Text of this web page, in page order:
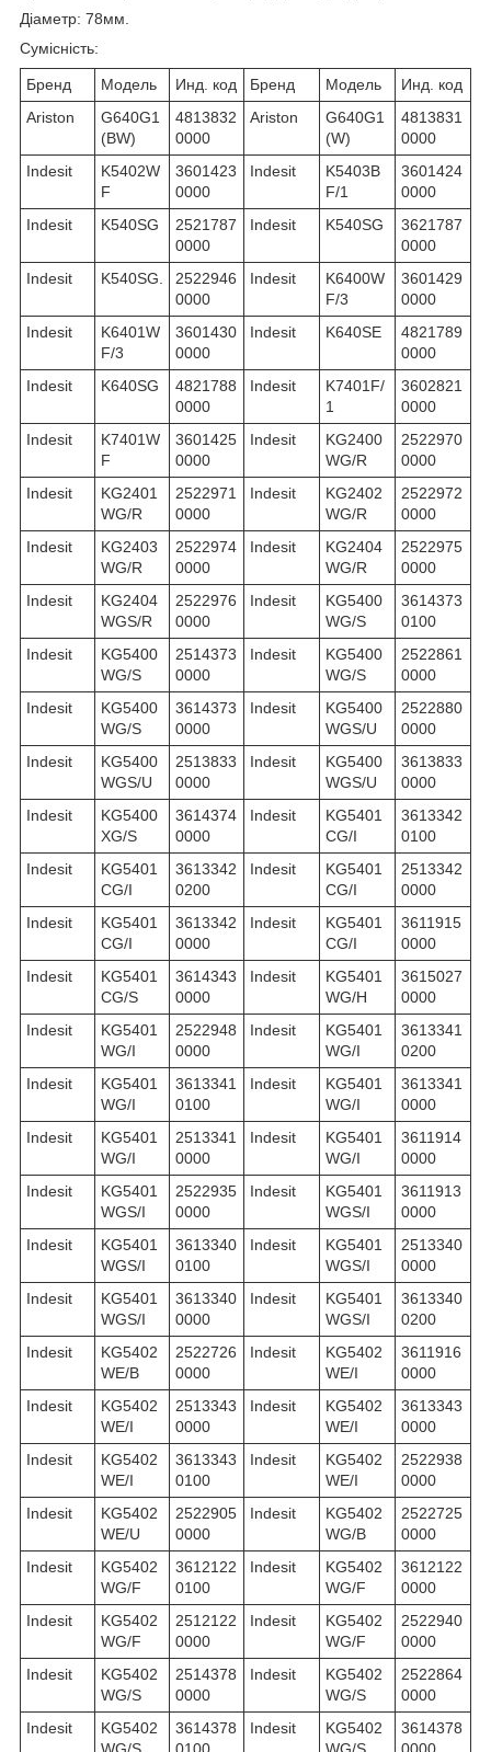
Діаметр: 78мм.
Сумісність:
Бренд Модель Инд. код Бренд Модель
Инд. код
Ariston
G640G1
(BW)
4813832
0000
Ariston
G640G1
(W)
4813831
0000
Indesit
K5402W
F
3601423
0000
Indesit
K5403B
F/1
3601424
0000
Indesit
K540SG
2521787
0000
Indesit K540SG
3621787
0000
Indesit
K540SG.
2522946
0000
Indesit
K6400W
F/3
3601429
0000
Indesit
K6401W
F/3
3601430
0000
Indesit K640SE
4821789
0000
Indesit
K640SG
4821788
0000
Indesit
K7401F/
1
3602821
0000
Indesit
K7401W
F
3601425
0000
Indesit
KG2400
WG/R
2522970
0000
Indesit
KG2401
WG/R
2522971
0000
Indesit
KG2402
WG/R
2522972
0000
Indesit
KG2403
WG/R
2522974
0000
Indesit
KG2404
WG/R
2522975
0000
Indesit
KG2404
WGS/R
2522976
0000
Indesit
KG5400
WG/S
3614373
0100
Indesit
KG5400
WG/S
2514373
0000
Indesit
KG5400
WG/S
2522861
0000
Indesit
KG5400
WG/S
3614373
0000
Indesit
KG5400
WGS/U
2522880
0000
Indesit
KG5400
WGS/U
2513833
0000
Indesit
KG5400
WGS/U
3613833
0000
Indesit
KG5400
XG/S
3614374
0000
Indesit
KG5401
CG/I
3613342
0100
Indesit
KG5401
CG/I
3613342
0200
Indesit
KG5401
CG/I
2513342
0000
Indesit
KG5401
CG/I
3613342
0000
Indesit
KG5401
CG/I
3611915
0000
Indesit
KG5401
CG/S
3614343
0000
Indesit
KG5401
WG/H
3615027
0000
Indesit
KG5401
WG/I
2522948
0000
Indesit
KG5401
WG/I
3613341
0200
Indesit
KG5401
WG/I
3613341
0100
Indesit
KG5401
WG/I
3613341
0000
Indesit
KG5401
WG/I
2513341
0000
Indesit
KG5401
WG/I
3611914
0000
Indesit
KG5401
WGS/I
2522935
0000
Indesit
KG5401
WGS/I
3611913
0000
Indesit
KG5401
WGS/I
3613340
0100
Indesit
KG5401
WGS/I
2513340
0000
Indesit
KG5401
WGS/I
3613340
0000
Indesit
KG5401
WGS/I
3613340
0200
Indesit
KG5402
WE/B
2522726
0000
Indesit
KG5402
WE/I
3611916
0000
Indesit
KG5402
WE/I
2513343
0000
Indesit
KG5402
WE/I
3613343
0000
Indesit
KG5402
WE/I
3613343
0100
Indesit
KG5402
WE/I
2522938
0000
Indesit
KG5402
WE/U
2522905
0000
Indesit
KG5402
WG/B
2522725
0000
Indesit
KG5402
WG/F
3612122
0100
Indesit
KG5402
WG/F
3612122
0000
Indesit
KG5402
WG/F
2512122
0000
Indesit
KG5402
WG/F
2522940
0000
Indesit
KG5402
WG/S
2514378
0000
Indesit
KG5402
WG/S
2522864
0000
Indesit
KG5402
3614378
Indesit
KG5402
3614378